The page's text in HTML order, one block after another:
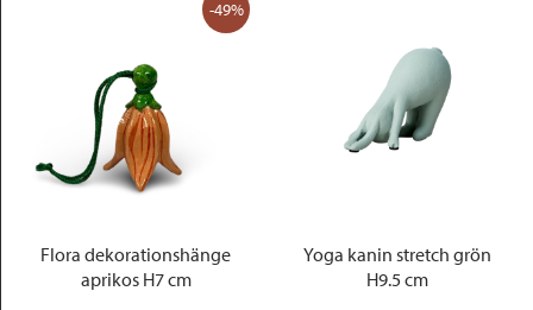
-49%
Flora dekorationshänge
aprikos H7 cm
Yoga kanin stretch grön
H9.5 cm